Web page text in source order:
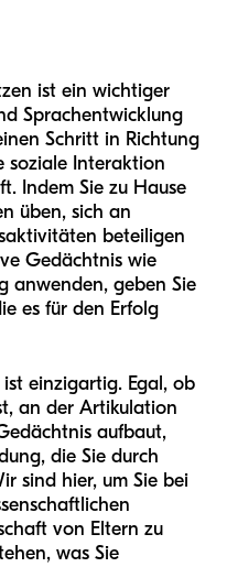
ist ein wichtiger
Sprachentwicklung
Schritt in Richtung
soziale Interaktion
Indem Sie zu Hause
üben, sich an
beteiligen
Gedächtnis wie
anwenden, geben Sie
es für den Erfolg
ist einzigartig. Egal, ob
an der Artikulation
aufbaut,
die Sie durch
sind hier, um Sie bei
von Eltern zu
was Sie